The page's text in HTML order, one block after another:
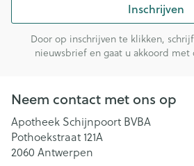
Inschrijven
Door op inschrijven te klikken,
nieuwsbrief en gaat u akkoord met
Neem contact met ons op
Apotheek Schijnpoort BVBA
Pothoekstraat 121A
2060 Antwerpen